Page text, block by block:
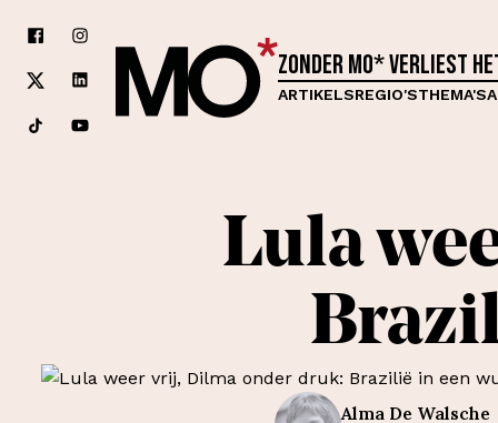
Zonder MO* verliest
ARTIKELSREGIO'STHEMA'S
Lula
Alma De Walsche